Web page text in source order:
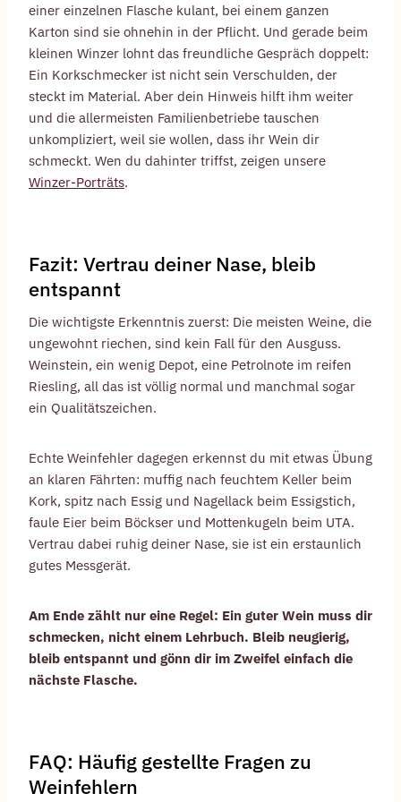
einer einzelnen Flasche kulant, bei einem ganzen
Karton sind sie ohnehin in der Pflicht. Und gerade beim
kleinen Winzer lohnt das freundliche Gespräch doppelt:
Ein Korkschmecker ist nicht sein Verschulden, der
steckt im Material. Aber dein Hinweis hilft ihm weiter
und die allermeisten Familienbetriebe tauschen
unkompliziert, weil sie wollen, dass ihr Wein dir
schmeckt. Wen du dahinter triffst, zeigen unsere
Winzer-Porträts.
Fazit: Vertrau deiner Nase, bleib
entspannt
Die wichtigste Erkenntnis zuerst: Die meisten Weine, die
ungewohnt riechen, sind kein Fall für den Ausguss.
Weinstein, ein wenig Depot, eine Petrolnote im reifen
Riesling, all das ist völlig normal und manchmal sogar
ein Qualitätszeichen.
Echte Weinfehler dagegen erkennst du mit etwas Übung
an klaren Fährten: muffig nach feuchtem Keller beim
Kork, spitz nach Essig und Nagellack beim Essigstich,
faule Eier beim Böckser und Mottenkugeln beim UTA.
Vertrau dabei ruhig deiner Nase, sie ist ein erstaunlich
gutes Messgerät.
Am Ende zählt nur eine Regel: Ein guter Wein muss dir
schmecken, nicht einem Lehrbuch. Bleib neugierig,
bleib entspannt und gönn dir im Zweifel einfach die
nächste Flasche.
FAQ: Häufig gestellte Fragen zu
Weinfehlern